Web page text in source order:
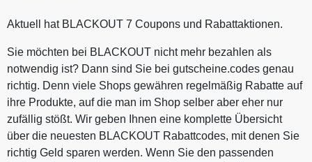
Aktuell hat BLACKOUT 7 Coupons und Rabattaktionen.
Sie möchten bei BLACKOUT nicht mehr bezahlen als
notwendig ist? Dann sind Sie bei gutscheine.codes genau
richtig. Denn viele Shops gewähren regelmäßig Rabatte auf
ihre Produkte, auf die man im Shop selber aber eher nur
zufällig stößt. Wir geben Ihnen eine komplette Übersicht
über die neuesten BLACKOUT Rabattcodes, mit denen Sie
richtig Geld sparen werden. Wenn Sie den passenden